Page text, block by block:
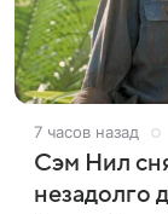
7 часов назад
Сэм Нил
незадолго